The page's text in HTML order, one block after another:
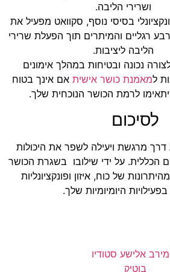
ושרירי הליבה.
בסיסי נוסף, סקוואט מפעיל את
רגליים והמיתרים תוך הפעלת שרירי
הליבה ליציבות.
נכונה ובטיחות במהלך אימונים
למאמנת כושר אישיתאם אינך בטוח
לרמת הכושר הנוכחית שלך.
לסיכום
דרך מרגשת ויעילה לשפר את היכולות
הכללית. על ידי שילובו בשגרת הכושר
של כוח, איזון ופונקציונליות
היומיומיות שלך.